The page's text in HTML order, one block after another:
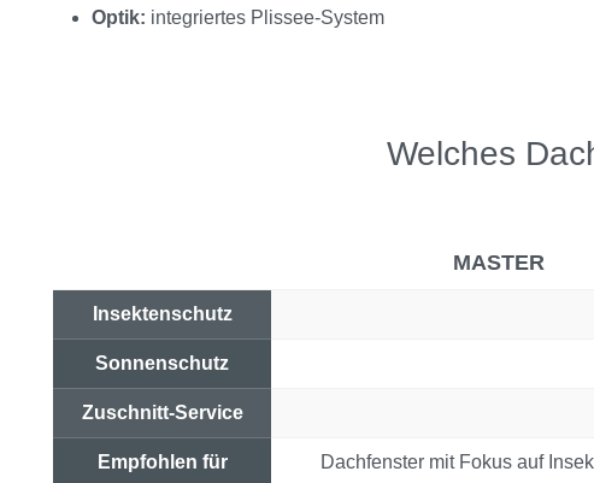
Optik: integriertes Plissee-System
Welches
MASTER
Insektenschutz
Sonnenschutz
Zuschnitt-Service
Empfohlen für Dachfenster mit Fokus auf